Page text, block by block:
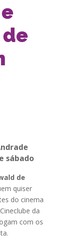
sábado
de
quiser
do cinema
da
com os